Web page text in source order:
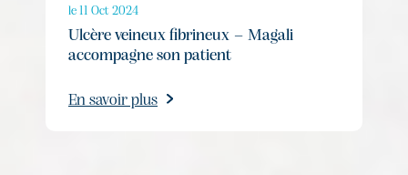
le 11 Oct 2024
Ulcère veineux fibrineux – Magali
accompagne son patient
En savoir plus